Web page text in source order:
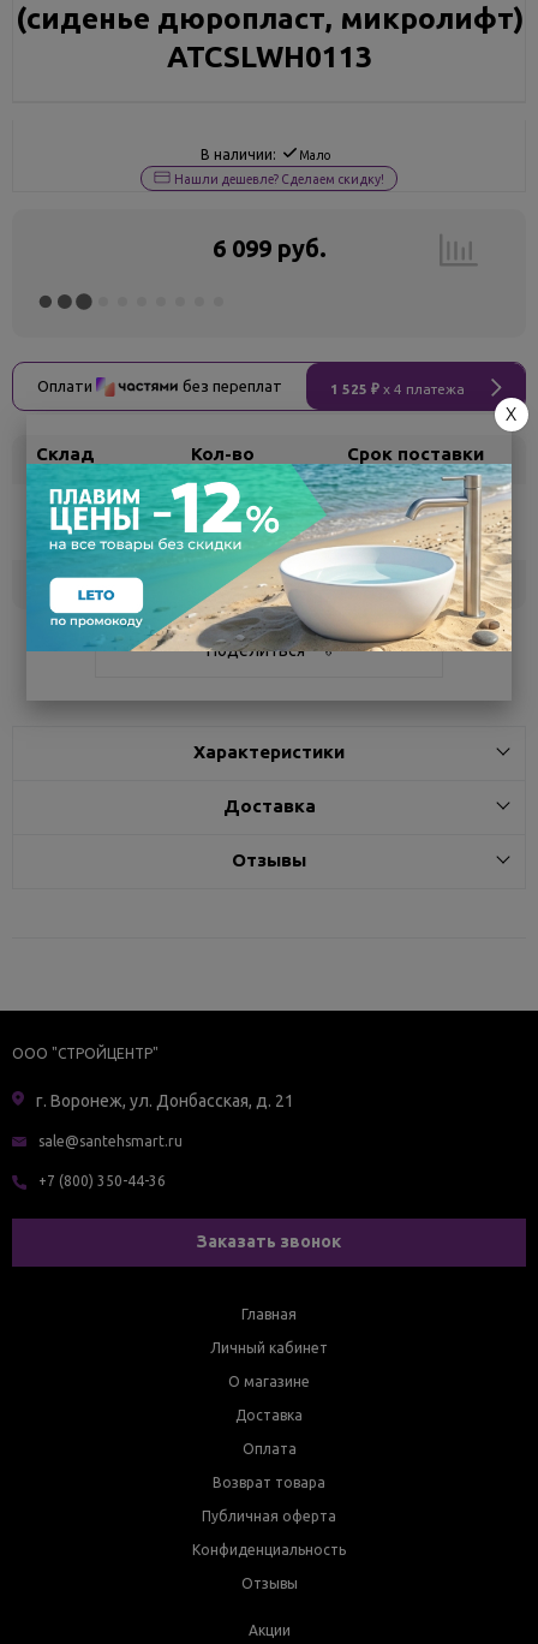
(сиденье дюропласт, микролифт)
ATCSLWH0113
В наличии: Мало
Нашли дешевле? Сделаем скидку!
6 099 руб.
Оплати без переплат 1 525 ₽ x 4 платежа
Склад Кол-во Срок поставки
Воронеж 6
Самовывоз
сегодня
Белгород под заказ 3 - 7 дней
Поделиться
Характеристики
Доставка
Отзывы
ООО "СТРОЙЦЕНТР"
г. Воронеж, ул. Донбасская, д. 21
sale@santehsmart.ru
+7 (800) 350-44-36
Заказать звонок
Главная
Личный кабинет
О магазине
Доставка
Оплата
Возврат товара
Публичная оферта
Конфиденциальность
Отзывы
Акции
X